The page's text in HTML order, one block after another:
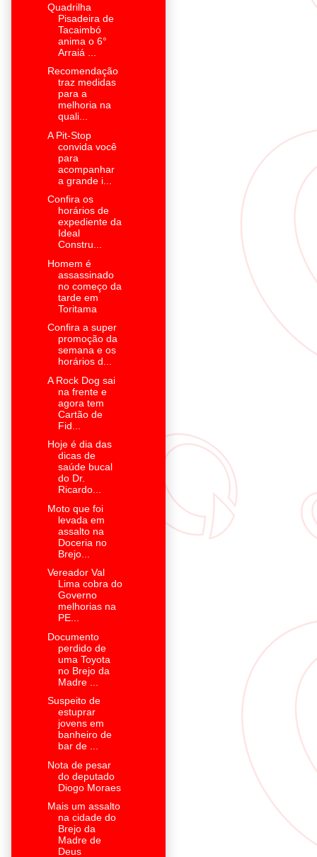
Quadrilha
Pisadeira de
Tacaimbó
anima o 6°
Arraiá ...
Recomendação
traz medidas
para a
melhoria na
quali...
A Pit-Stop
convida você
para
acompanhar
a grande i...
Confira os
horários de
expediente da
Ideal
Constru...
Homem é
assassinado
no começo da
tarde em
Toritama
Confira a super
promoção da
semana e os
horários d...
A Rock Dog sai
na frente e
agora tem
Cartão de
Fid...
Hoje é dia das
dicas de
saúde bucal
do Dr.
Ricardo...
Moto que foi
levada em
assalto na
Doceria no
Brejo...
Vereador Val
Lima cobra do
Governo
melhorias na
PE...
Documento
perdido de
uma Toyota
no Brejo da
Madre ...
Suspeito de
estuprar
jovens em
banheiro de
bar de ...
Nota de pesar
do deputado
Diogo Moraes
Mais um assalto
na cidade do
Brejo da
Madre de
Deus